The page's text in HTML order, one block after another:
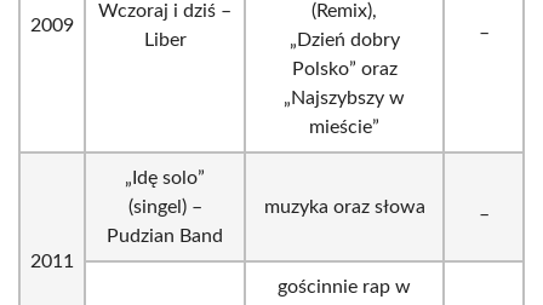
2009
Wczoraj i dziś –
Liber
(Remix),
„Dzień dobry
Polsko” oraz
„Najszybszy w
mieście”
2011
„Idę solo”
(singel) –
Pudzian Band
muzyka oraz słowa
gościnnie rap w